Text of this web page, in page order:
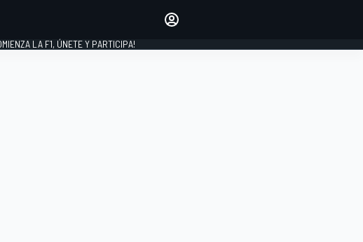
INICIAR SESIÓN
LA F1, ÚNETE Y PARTICIPA!